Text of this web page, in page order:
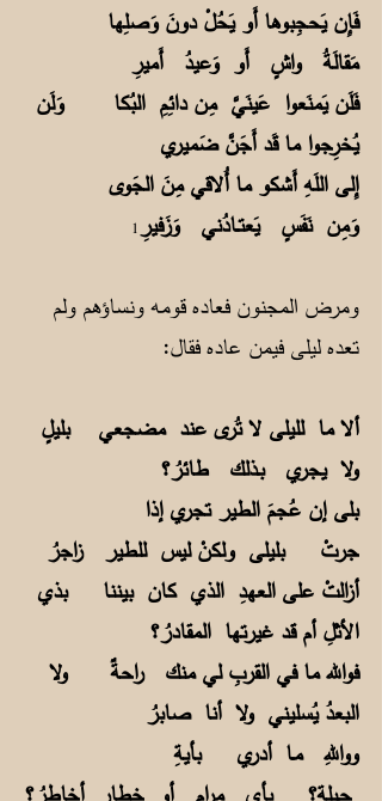
فَإِن يَحجِبوها أَو يَحُلْ دونَ وَصلِها
مَقالَةُ واشٍ أَو وَعيدُ أَميرِ
فَلَن يَمنَعوا عَينَيَّ مِن دائِمِ البُكا وَلَن
يُخرِجوا ما قَد أَجَنَّ ضَميري
إِلى اللَهِ أَشكو ما أُلاقي مِنَ الجَوى
وَمِن نَفَسٍ يَعتــادُني وَزَفيرِ1
ومرض المجنون فعاده قومه ونساؤهم ولم
تعده ليلى فيمن عاده فقال:
ألا ما لليلى لا تُرى عند مضجعي بليلٍ
ولا يجري بـذلك طائرُ؟
بلى إن عُجمَ الطير تجري إذا
جرتْ بليلى ولكنْ ليس للطير زاجرُ
أزالتْ على العهدِ الذي كان بيننا بذي
الأثلِ أم قد غيرتها المقادرُ؟
فوالله ما في القربِ لي منك راحةٌ ولا
البعدُ يُسليني ولا أنا صابرُ
وواللهِ مـا أدري بأيةِ